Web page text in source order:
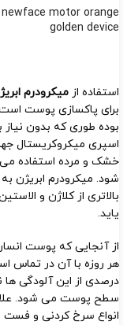
motor orange
golden device
استفاده از میکرودرم ابریژن ۸۰ پاسکال ۲ موتور
برای پاکسازی پوست
بوده طوری که بدون
اسپری میکروکریستال
خشک و مرده استفاده
شود. میکرودرم ابریژن
بالاتری از کلاژن و
یاید.
از آنجایی که پوست
هر روزه با آن در تماس
درصدی از این آلودگی
سطح پوست می شود.
انواع سرخ کردنی و